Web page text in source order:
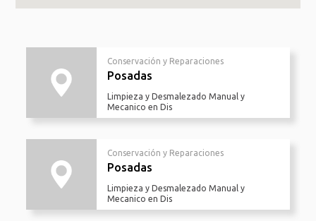
Conservación y Reparaciones
Posadas
Limpieza y Desmalezado Manual y
Mecanico en Dis
Conservación y Reparaciones
Posadas
Limpieza y Desmalezado Manual y
Mecanico en Dis